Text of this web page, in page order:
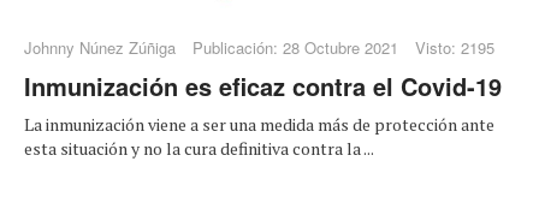
Johnny Núnez Zúñiga Publicación: 28 Octubre 2021 Visto: 2195
Inmunización es eficaz contra el Covid-19
La inmunización viene a ser una medida más de protección ante
esta situación y no la cura definitiva contra la ...